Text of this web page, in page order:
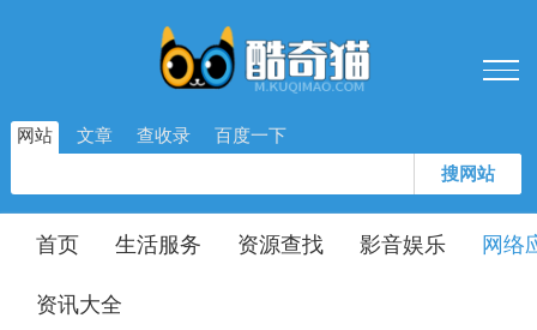
网站 文章 查收录 百度一下
搜网站
首页 生活服务 资源查找 影音娱乐 网络
资讯大全